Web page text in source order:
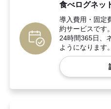
食べログネッ
導入費用・固定
約サービスです。
24時間365日、
ようになります。